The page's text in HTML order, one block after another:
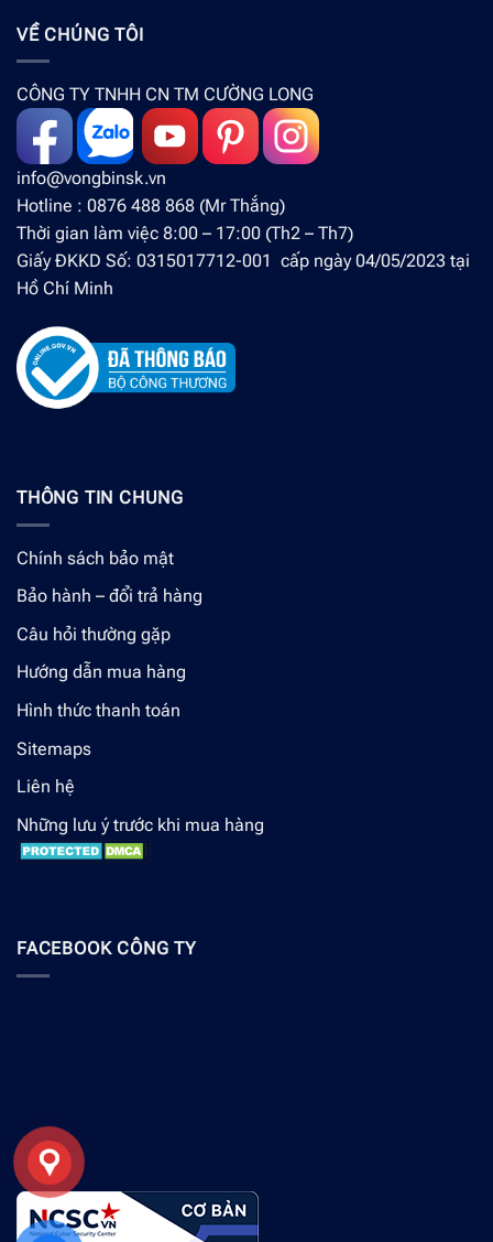
VỀ CHÚNG TÔI
CÔNG TY TNHH CN TM CƯỜNG LONG
info@vongbinsk.vn
Hotline : 0876 488 868 (Mr Thắng)
Thời gian làm việc 8:00 – 17:00 (Th2 – Th7)
Giấy ĐKKD Số: 0315017712-001 cấp ngày 04/05/2023 tại
Hồ Chí Minh
THÔNG TIN CHUNG
Chính sách bảo mật
Bảo hành – đổi trả hàng
Câu hỏi thường gặp
Hướng dẫn mua hàng
Hình thức thanh toán
Sitemaps
Liên hệ
Những lưu ý trước khi mua hàng
FACEBOOK CÔNG TY